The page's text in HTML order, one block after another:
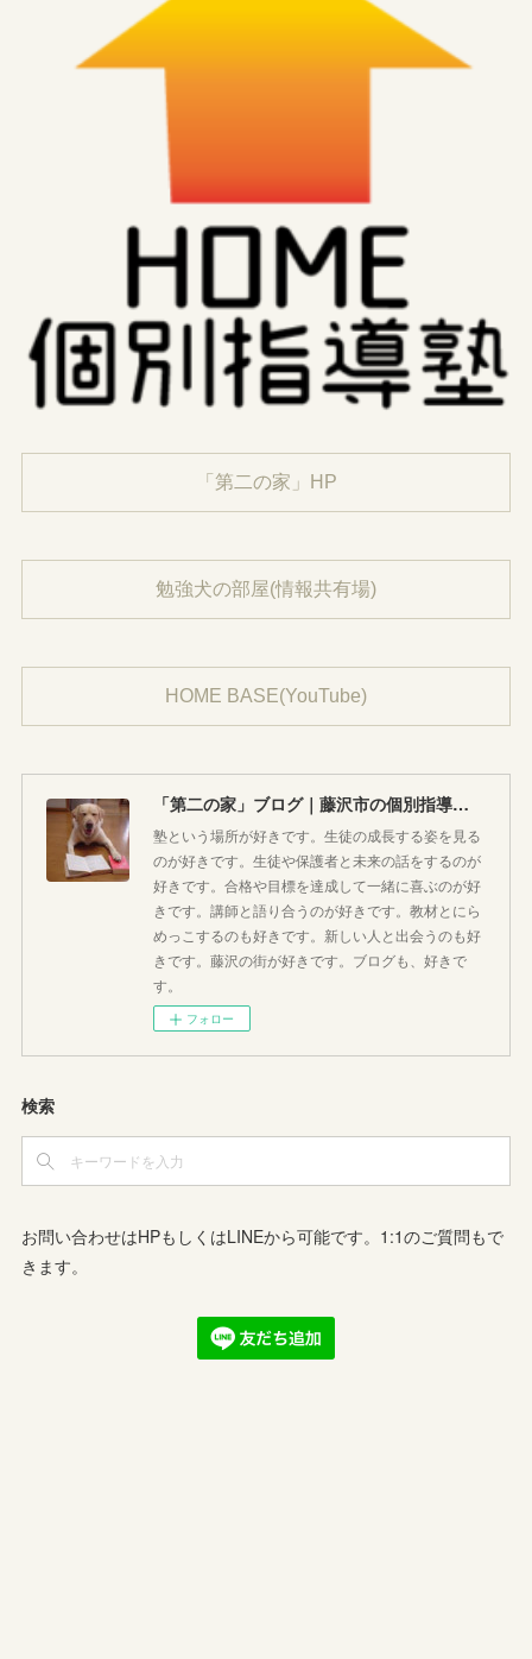
「第二の家」HP
勉強犬の部屋(情報共有場)
HOME BASE(YouTube)
「第二の家」ブログ｜藤沢市の個別指導塾のお話
塾という場所が好きです。生徒の成長する姿を見る
のが好きです。生徒や保護者と未来の話をするのが
好きです。合格や目標を達成して一緒に喜ぶのが好
きです。講師と語り合うのが好きです。教材とにら
めっこするのも好きです。新しい人と出会うのも好
きです。藤沢の街が好きです。ブログも、好きで
す。
フォロー
検索
お問い合わせはHPもしくはLINEから可能です。1:1のご質問もで
きます。